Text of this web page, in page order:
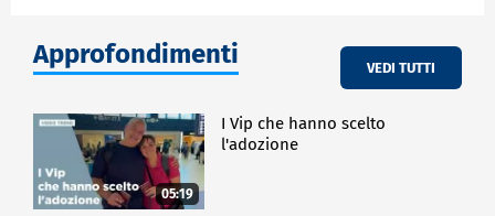
Approfondimenti VEDI TUTTI
05:19
I Vip che hanno scelto
l'adozione